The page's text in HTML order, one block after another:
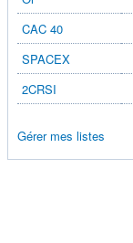
CAC 40
SPACEX
2CRSI
Gérer mes listes